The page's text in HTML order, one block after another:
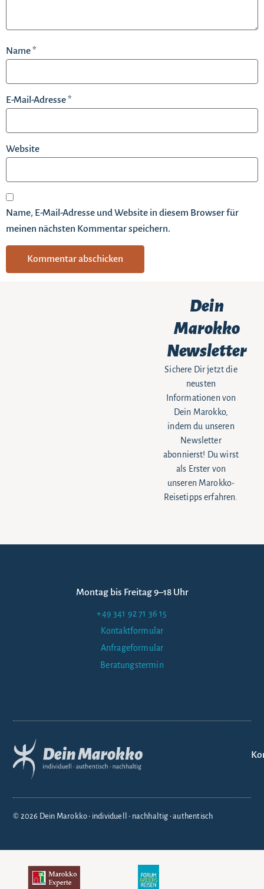
Name*
E-Mail-Adresse*
Website
Name, E-Mail-Adresse und Website in diesem Browser für
meinen nächsten Kommentar speichern.
Dein
Marokko
Newsletter
Sichere Dir jetzt die
neusten
Informationen von
Dein Marokko,
indem du unseren
Newsletter
abonnierst! Du wirst
als Erster von
unseren Marokko-
Reisetipps erfahren.
Montag bis Freitag 9–18 Uhr
+49 341 92 71 36 15
Kontaktformular
Anfrageformular
Beratungstermin
© 2026 Dein Marokko • individuell • nachhaltig • authentisch